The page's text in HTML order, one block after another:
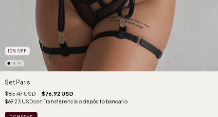
10% OFF
Set Paris
$85.47 USD $76.92 USD
$69.23 USDcon Transferencia o depósito bancario